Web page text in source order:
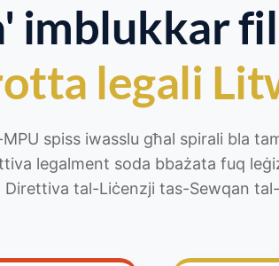
imblukkar
legali
spiss iwasslu għal spirali bla
legalment soda bbażata fuq
Direttiva tal-Liċenzji tas-Sewqan